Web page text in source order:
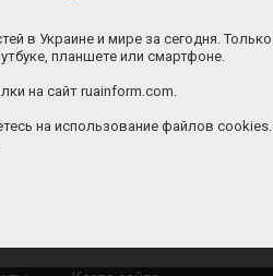
в Украине и мире за сегодня. Только
планшете или смартфоне.
на сайт ruainform.com.
на использование файлов cookies.